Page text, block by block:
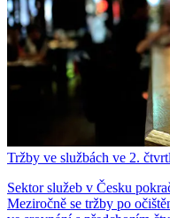
Tržby ve službách ve 2.
Sektor služeb v Česku
Meziročně se tržby po